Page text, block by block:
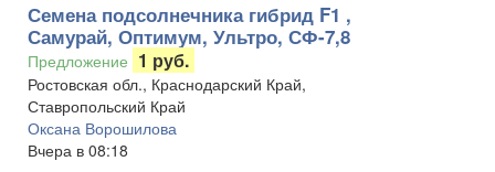
Семена подсолнечника гибрид F1 ,
Самурай, Оптимум, Ультро, СФ-7,8
Предложение 1 руб.
Ростовская обл., Краснодарский Край,
Ставропольский Край
Оксана Ворошилова
Вчера в 08:18